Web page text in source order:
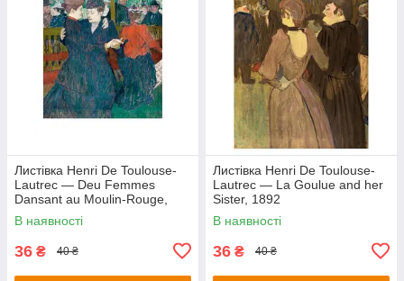
Листівка Henri De Toulouse-
Lautrec — Deu Femmes
Dansant au Moulin-Rouge,
1892
В наявності
36 ₴ 40 ₴
Листівка Henri De Toulouse-
Lautrec — La Goulue and her
Sister, 1892
В наявності
36 ₴ 40 ₴